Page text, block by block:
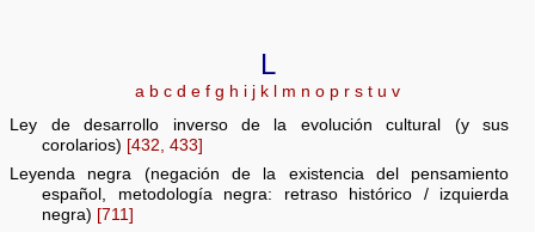
L
a b c d e f g h i j k m n o p r s t u v
Ley de desarrollo inverso de la evolución cultural (y sus
corolarios) [432,
433]
Leyenda negra (negación de la existencia del pensamiento
español, metodología negra: retraso histórico / izquierda
negra) [711]